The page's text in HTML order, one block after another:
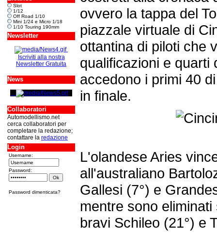
Slot
1/12
Off Road 1/10
Mini 1/24 e Micro 1/18
1/10 Touring 190mm
Newsletter
Iscriviti alla nostra
Newsletter Gratuita
News
Collaboratori
Automodellismo.net
cerca collaboratori per
completare la redazione;
contattare la redazione
Login
Username:
Password:
Password dimenticata?
ovvero la tappa del
piazzale virtuale di
ottantina di piloti che
qualificazioni e quarti
accedono i primi 40
in finale.
L'olandese Aries
all'australiano
Gallesi (7°) e
mentre sono
bravi Schileo (21°) e